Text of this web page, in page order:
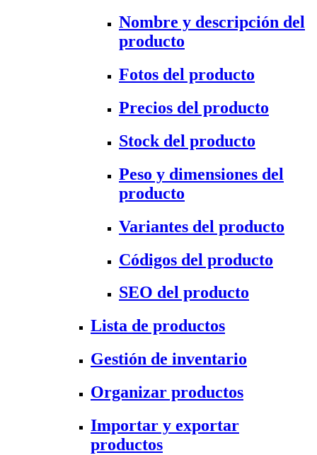
Nombre y descripción del
producto
Fotos del producto
Precios del producto
Stock del producto
Peso y dimensiones del
producto
Variantes del producto
Códigos del producto
SEO del producto
Lista de productos
Gestión de inventario
Organizar productos
Importar y exportar
productos